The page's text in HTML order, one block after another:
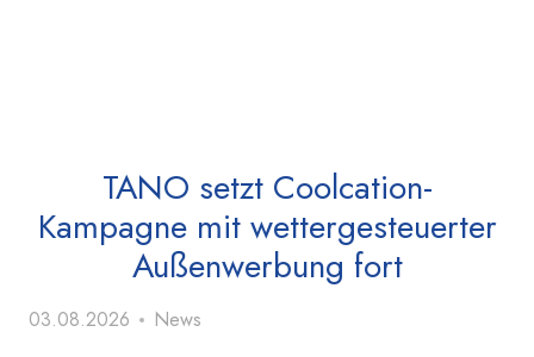
TANO setzt Coolcation-
Kampagne mit wettergesteuerter
Außenwerbung fort
03.08.2026 News